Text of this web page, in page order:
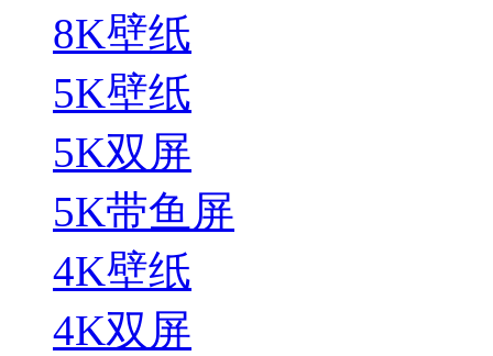
8K壁纸
5K壁纸
5K双屏
5K带鱼屏
4K壁纸
4K双屏